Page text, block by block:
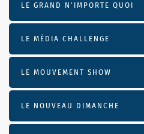
LE GRAND N’IMPORTE QUOI
LE MÉDIA CHALLENGE
LE MOUVEMENT SHOW
LE NOUVEAU DIMANCHE